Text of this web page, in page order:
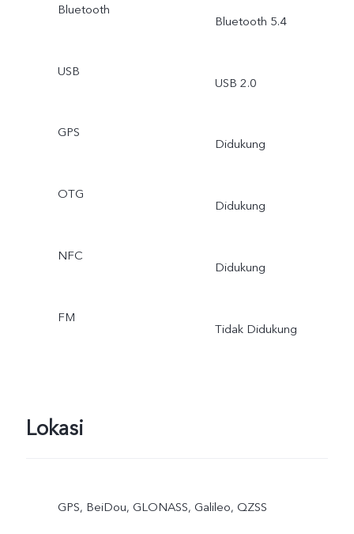
Bluetooth
Bluetooth 5.4
USB
USB 2.0
GPS
Didukung
OTG
Didukung
NFC
Didukung
FM
Tidak Didukung
Lokasi
GPS, BeiDou, GLONASS, Galileo, QZSS